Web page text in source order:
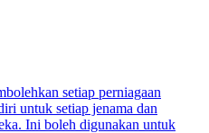
setiap perniagaan
untuk setiap jenama dan
Ini boleh digunakan untuk